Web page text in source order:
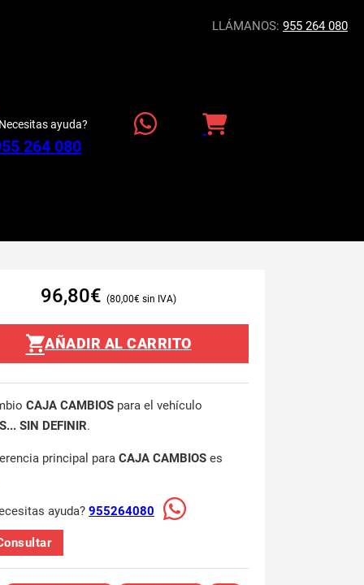
LLÁMANOS: 955 264 080
ayuda?
264 080
96,80€ 80,00€
AÑADIR AL CARRITO
CAJA CAMBIOS para el vehículo
SIN DEFINIR.
principal para CAJA CAMBIOS es
ayuda? 955264080